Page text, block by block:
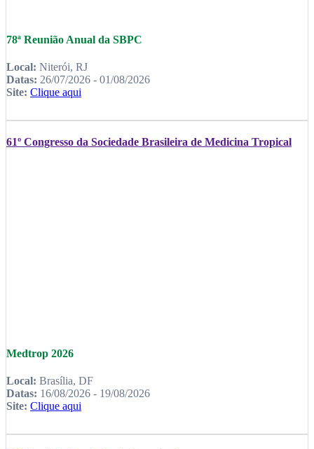
78ª Reunião Anual da SBPC
Local: Niterói, RJ
Datas: 26/07/2026 - 01/08/2026
Site: Clique aqui
61º Congresso da Sociedade Brasileira de Medicina Tropical
Medtrop 2026
Local: Brasília, DF
Datas: 16/08/2026 - 19/08/2026
Site: Clique aqui